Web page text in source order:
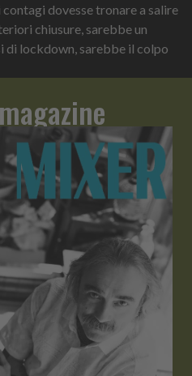
dovesse tronare a salire
chiusure, sarebbe un
di lockdown, sarebbe il colpo